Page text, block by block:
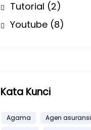
Tutorial (2)
Youtube (8)
Kata Kunci
Agama Agen asuransi